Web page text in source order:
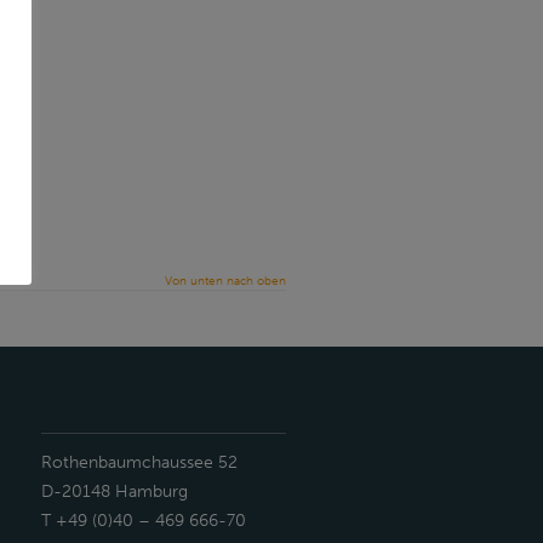
Von unten nach oben
Rothenbaumchaussee 52
D-20148 Hamburg
T +49 (0)40 – 469 666-70